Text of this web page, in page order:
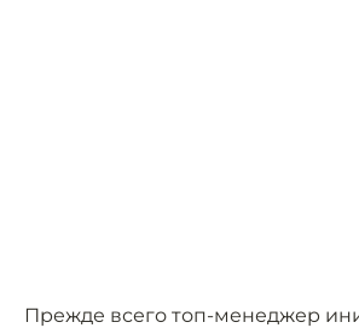
Прежде всего топ-менеджер